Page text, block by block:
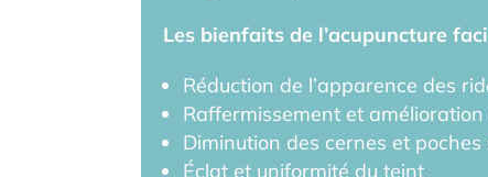
Les bienfaits de l’acupuncture
Réduction de l’apparence des
Raffermissement et
Diminution des cernes et poches
Éclat et uniformité du teint